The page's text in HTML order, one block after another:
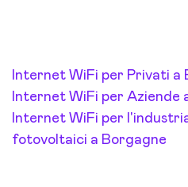
Internet WiFi per Privati a
Internet WiFi per Aziende
Internet WiFi per
fotovoltaici a Borgagne